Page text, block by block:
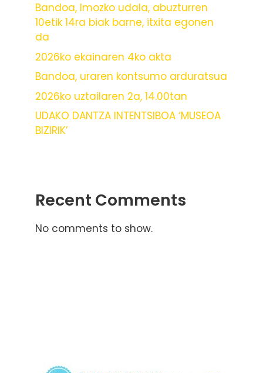
Bandoa, Imozko udala, abuzturren
10etik 14ra biak barne, itxita egonen
da
2026ko ekainaren 4ko akta
Bandoa, uraren kontsumo arduratsua
2026ko uztailaren 2a, 14.00tan
UDAKO DANTZA INTENTSIBOA ‘MUSEOA
BIZIRIK’
Recent Comments
No comments to show.